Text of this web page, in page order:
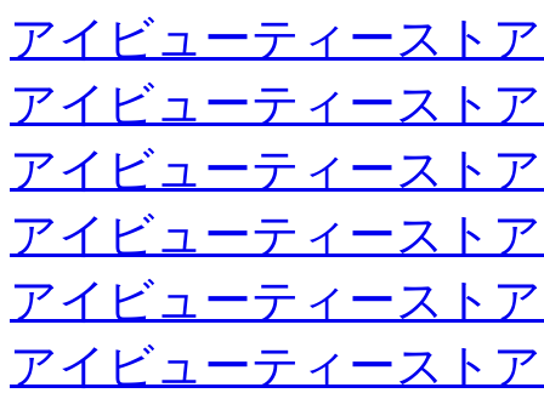
アイビューティースト
アイビューティースト
アイビューティースト
アイビューティースト
アイビューティースト
アイビューティースト